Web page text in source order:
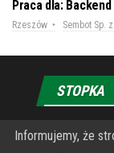
Praca dla:
Rzeszów Sembot Sp.
STOPKA
O Fundacji
Informujemy, że